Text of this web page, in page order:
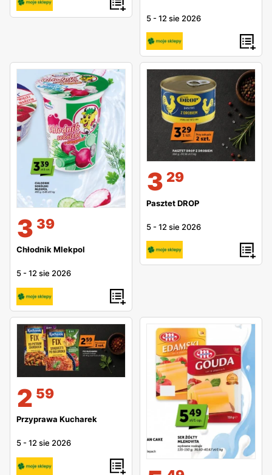
5 -12 sie 2026
3 39
Chłodnik Mlekpol
5 -12 sie 2026
3 29
Pasztet DROP
5 -12 sie 2026
2 59
Przyprawa Kucharek
5 -12 sie 2026